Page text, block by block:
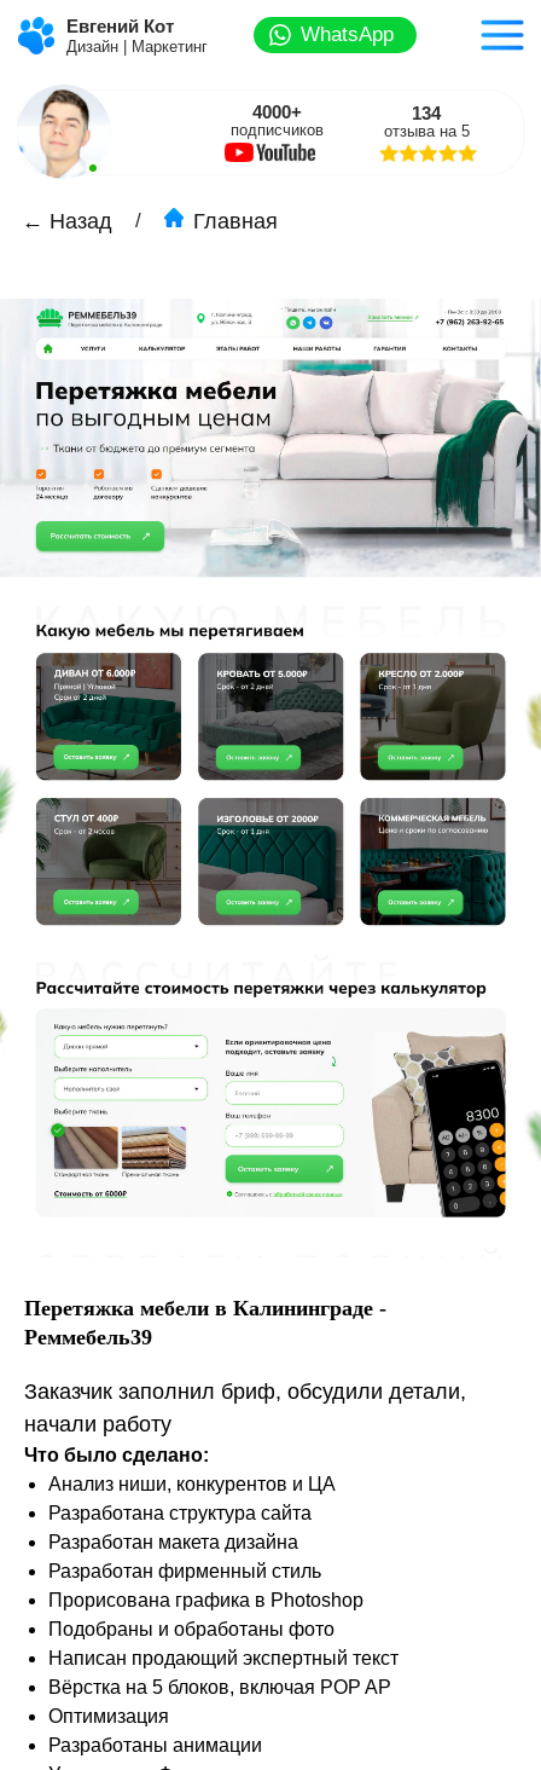
WhatsApp
← Назад
Евгений Кот
Дизайн | Маркетинг
Перетяжка мебели в Калининграде -
Реммебель39
Заказчик заполнил бриф, обсудили детали,
начали работу
Что было сделано:
Анализ ниши, конкурентов и ЦА
Разработана структура сайта
Разработан макета дизайна
Разработан фирменный стиль
Прорисована графика в Photoshop
Подобраны и обработаны фото
Написан продающий экспертный текст
Вёрстка на 5 блоков, включая POP AP
Оптимизация
Разработаны анимации